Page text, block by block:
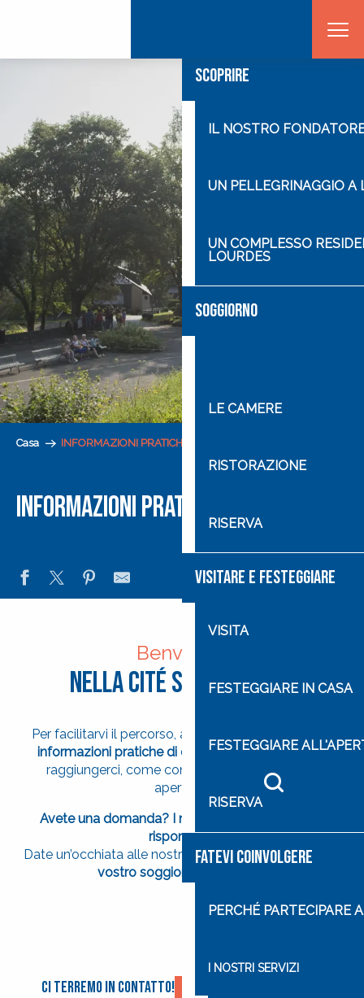
SCOPRIRE
IL NOSTRO
UN PELLEGRINAGGIO A
UN COMPLESSO
LOURDES
SOGGIORNO
LE CAMERE
RISTORAZIONE
RISERVA
VISITARE E FESTEGGIARE
VISITA
FESTEGGIARE IN CASA
FESTEGGIARE
RISERVA
FATEVI COINVOLGERE
PERCHÉ PARTECIPARE
I NOSTRI SERVIZI
Casa INFORMAZIONI PRATICHE
INFORMAZIONI PRATICHE
Benvenuti
nella Cité Saint-Pierre!
Per facilitarvi il percorso, abbiamo raccolto tutte le
informazioni pratiche di cui avete bisogno: come
raggiungerci, come contattarci, i nostri orari di
apertura…
Avete una domanda? I nostri team sono qui per
rispondere!
Date un’occhiata alle nostre pagine e approfittate del
vostro soggiorno a Lourdes
CONTATTO
VENIRE A CITE SAINT-PIERRE
LA NEWSLETTER
Ci terremo in contatto!